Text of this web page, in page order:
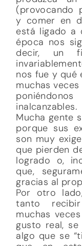
(provocando
y comer en
está ligado a
época nos
decir, un
nos fue y qué
muchas
inalcanzables.
Mucha gente
porque sus
son muy
que pierden
logrado o,
que,
gracias al
Por otro
tanto
muchas
gusto real,
algo que se